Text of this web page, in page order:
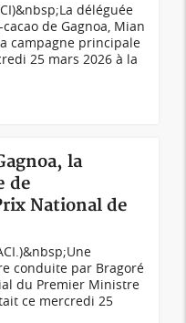
déléguée
de Gagnoa, Mian
campagne principale
25 mars 2026 à la
la
de
National de
conduite par Bragoré
du Premier Ministre
ce mercredi 25